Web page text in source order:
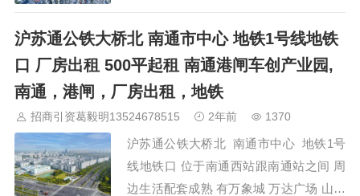
向河内市人民委员会提交河内地铁2A线
（吉灵—河东线）延长线可行性研究报告
线路规划方案。该项目计划新增20.3公里
线路、12座车站，预计总投资约456000
里、24座车站。深圳地铁集团联合体已中
标可研咨询服务…
沪苏通公铁大桥北 南通市中心 地铁1号线地铁
口 厂房出租 500平起租 南通港闸车创产业园,
南通，港闸，厂房出租，地铁
招商引资葛毅明13524678515 2年前 1370
沪苏通公铁大桥北 南通市中心 地铁1号
线地铁口 位于南通西站跟南通站之间 周
边生活配套成熟 有万象城 万达广场 山姆